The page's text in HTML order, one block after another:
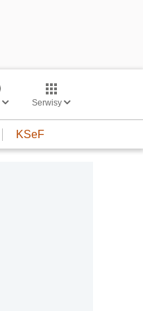
Serwisy
KSeF